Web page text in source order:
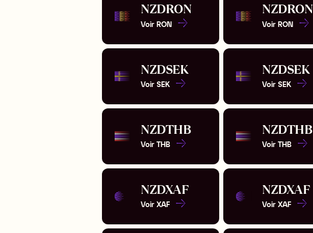
NZDRON
Voir RON
NZDRON
Voir RON
NZDSEK
Voir SEK
NZDSEK
Voir SEK
NZDTHB
Voir THB
NZDTHB
Voir THB
NZDXAF
Voir XAF
NZDXAF
Voir XAF